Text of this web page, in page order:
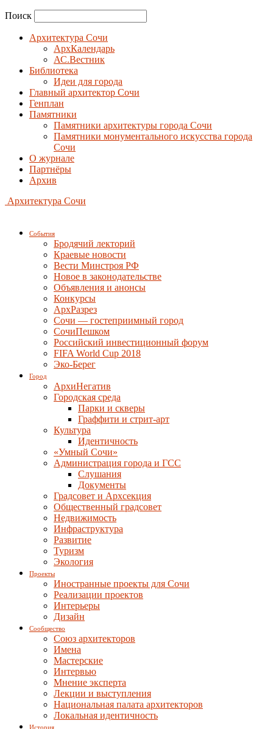
Поиск
Архитектура Сочи
АрхКалендарь
АС.Вестник
Библиотека
Идеи для города
Главный архитектор Сочи
Генплан
Памятники
Памятники архитектуры города Сочи
Памятники монументального искусства города
Сочи
О журнале
Партнёры
Архив
Архитектура Сочи
События
Бродячий лекторий
Краевые новости
Вести Минстроя РФ
Новое в законодательстве
Объявления и анонсы
Конкурсы
АрхРазрез
Сочи — гостеприимный город
СочиПешком
Российский инвестиционный форум
FIFA World Cup 2018
Эко-Берег
Город
АрхиНегатив
Городская среда
Парки и скверы
Граффити и стрит-арт
Культура
Идентичность
«Умный Сочи»
Администрация города и ГСС
Слушания
Документы
Градсовет и Архсекция
Общественный градсовет
Недвижимость
Инфраструктура
Развитие
Туризм
Экология
Проекты
Иностранные проекты для Сочи
Реализации проектов
Интерьеры
Дизайн
Сообщество
Союз архитекторов
Имена
Мастерские
Интервью
Мнение эксперта
Лекции и выступления
Национальная палата архитекторов
Локальная идентичность
История